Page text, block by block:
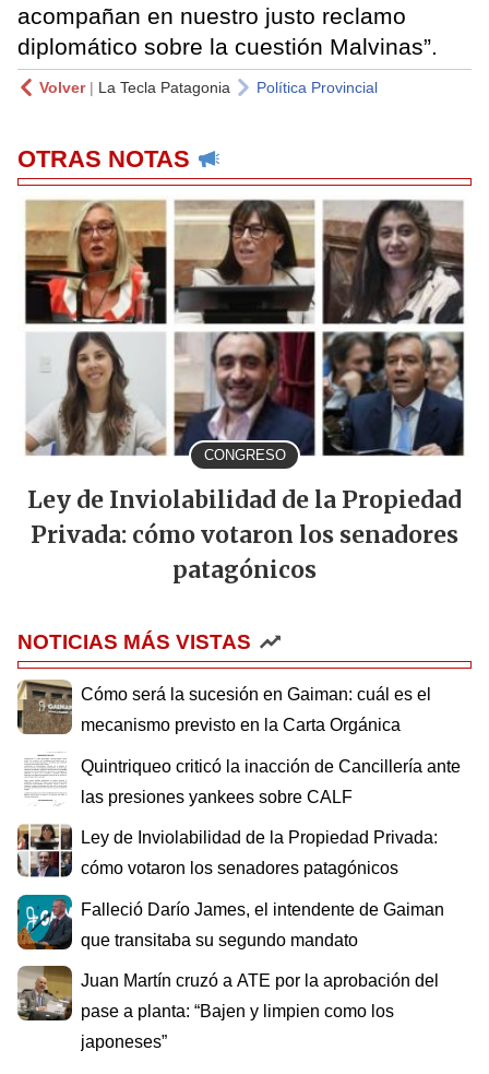
acompañan en nuestro justo reclamo
diplomático sobre la cuestión Malvinas”.
Volver| La Tecla Patagonia Política Provincial
OTRAS NOTAS
CONGRESO
Ley de Inviolabilidad de la Propiedad
Privada: cómo votaron los senadores
patagónicos
NOTICIAS MÁS VISTAS
Cómo será la sucesión en Gaiman: cuál es el
mecanismo previsto en la Carta Orgánica
Quintriqueo criticó la inacción de Cancillería ante
las presiones yankees sobre CALF
Ley de Inviolabilidad de la Propiedad Privada:
cómo votaron los senadores patagónicos
Falleció Darío James, el intendente de Gaiman
que transitaba su segundo mandato
Juan Martín cruzó a ATE por la aprobación del
pase a planta: “Bajen y limpien como los
japoneses”